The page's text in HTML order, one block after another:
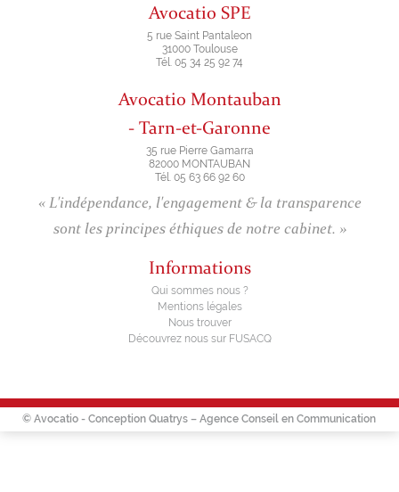
Avocatio SPE
5 rue Saint Pantaleon
31000 Toulouse
Tél. 05 34 25 92 74
Avocatio Montauban
- Tarn-et-Garonne
35 rue Pierre Gamarra
82000 MONTAUBAN
Tél. 05 63 66 92 60
« L'indépendance, l'engagement & la transparence
sont les principes éthiques de notre cabinet. »
Informations
Qui sommes nous ?
Mentions légales
Nous trouver
Découvrez nous sur FUSACQ
© Avocatio - ConceptionQuatrys – Agence Conseil en Communication